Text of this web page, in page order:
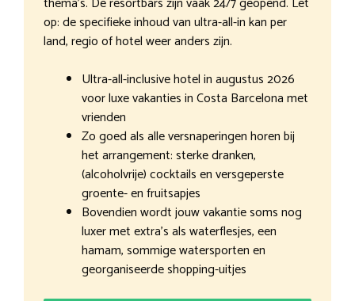
op: de specifieke inhoud van ultra-all-in kan per
land, regio of hotel weer anders zijn.
Ultra-all-inclusive hotel in augustus 2026
voor luxe vakanties in Costa Barcelona met
vrienden
Zo goed als alle versnaperingen horen bij
het arrangement: sterke dranken,
(alcoholvrije) cocktails en versgeperste
groente- en fruitsapjes
Bovendien wordt jouw vakantie soms nog
luxer met extra’s als waterflesjes, een
hamam, sommige watersporten en
georganiseerde shopping-uitjes